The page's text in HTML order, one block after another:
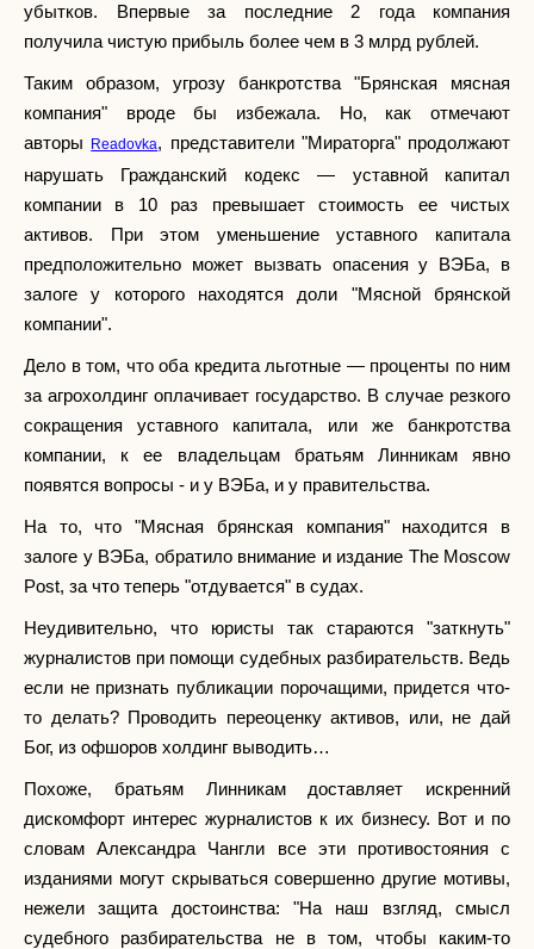
убытков. Впервые за последние 2 года компания
получила чистую прибыль более чем в 3 млрд рублей.
Таким образом, угрозу банкротства "Брянская мясная
компания" вроде бы избежала. Но, как отмечают
авторы
Readovka, представители "Мираторга" продолжают
нарушать Гражданский кодекс — уставной капитал
компании в 10 раз превышает стоимость ее чистых
активов. При этом уменьшение уставного капитала
предположительно может вызвать опасения у ВЭБа, в
залоге у которого находятся доли "Мясной брянской
компании".
Дело в том, что оба кредита льготные — проценты по ним
за агрохолдинг оплачивает государство. В случае резкого
сокращения уставного капитала, или же банкротства
компании, к ее владельцам братьям Линникам явно
появятся вопросы - и у ВЭБа, и у правительства.
На то, что "Мясная брянская компания" находится в
залоге у ВЭБа, обратило внимание и издание The Moscow
Post, за что теперь "отдувается" в судах.
Неудивительно, что юристы так стараются "заткнуть"
журналистов при помощи судебных разбирательств. Ведь
если не признать публикации порочащими, придется что-
то делать? Проводить переоценку активов, или, не дай
Бог, из офшоров холдинг выводить…
Похоже, братьям Линникам доставляет искренний
дискомфорт интерес журналистов к их бизнесу. Вот и по
словам Александра Чангли все эти противостояния с
изданиями могут скрываться совершенно другие мотивы,
нежели защита достоинства: "На наш взгляд, смысл
судебного разбирательства не в том, чтобы каким-то